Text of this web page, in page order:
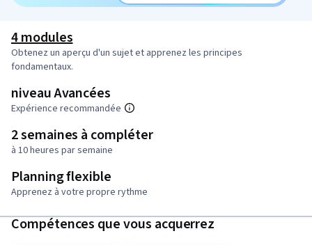
4 modules
Obtenez un aperçu d'un sujet et apprenez les principes
fondamentaux.
niveau Avancées
Expérience recommandée
2 semaines à compléter
à 10 heures par semaine
Planning flexible
Apprenez à votre propre rythme
Compétences que vous acquerrez